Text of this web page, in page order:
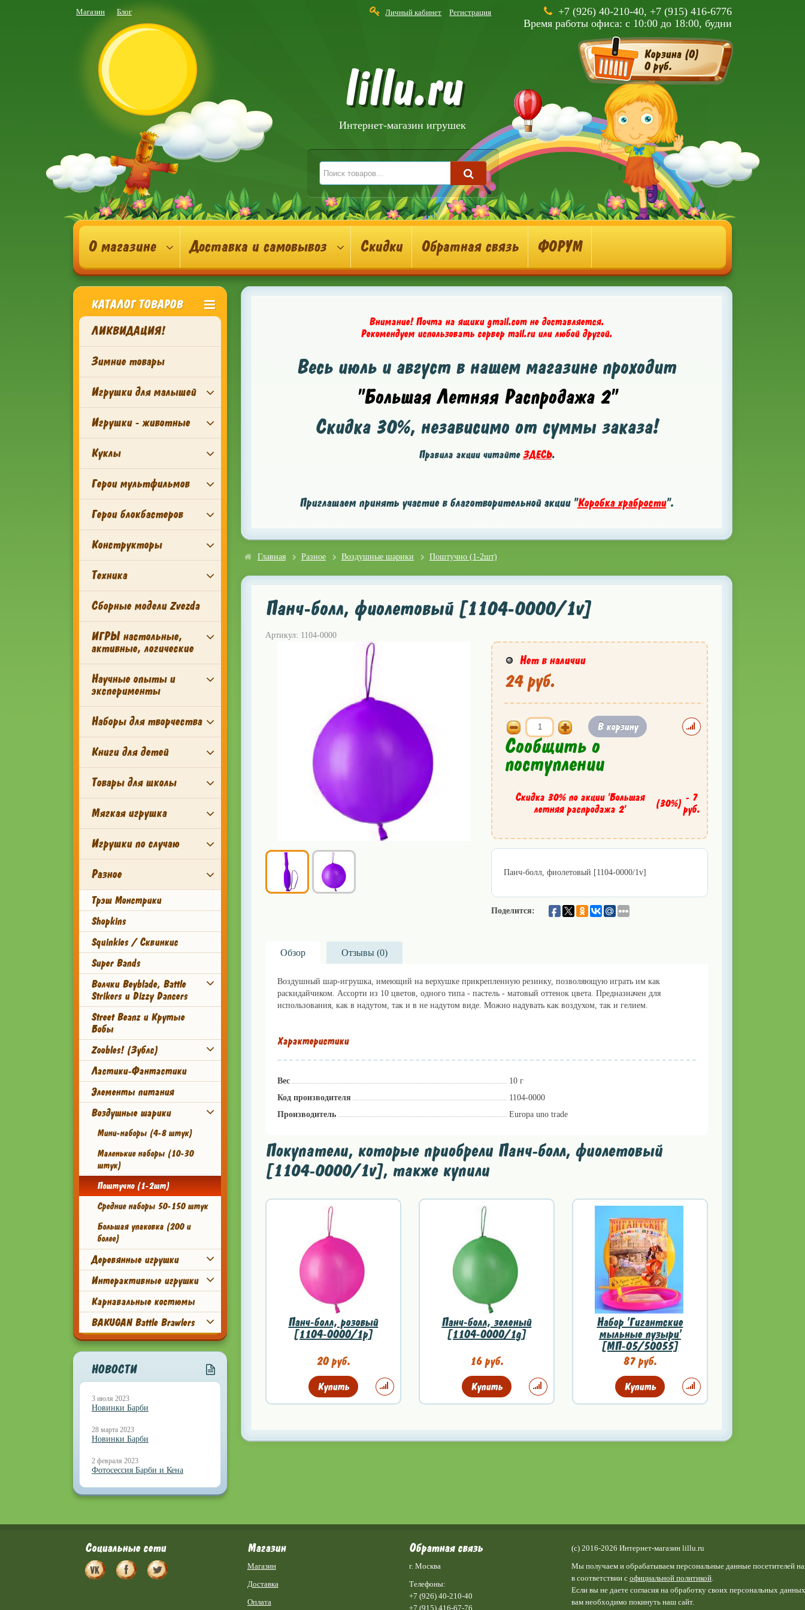
Магазин Блог Личный кабинет Регистрация
+7 (926) 40-210-40, +7 (915) 416-6776
Время работы офиса: с 10:00 до 18:00, будни
lillu.ru
Интернет-магазин игрушек
Корзина (0)
0 руб.
О магазине Доставка и самовывоз Скидки Обратная связь ФОРУМ
КАТАЛОГ ТОВАРОВ
ЛИКВИДАЦИЯ!
Зимние товары
Игрушки для малышей
Игрушки - животные
Куклы
Герои мультфильмов
Герои блокбастеров
Конструкторы
Техника
Сборные модели Zvezda
ИГРЫ настольные,
активные, логические
Научные опыты и
эксперименты
Наборы для творчества
Книги для детей
Товары для школы
Мягкая игрушка
Игрушки по случаю
Разное
Трэш Монстрики
Shopkins
Squinkies / Сквинкис
Super Bands
Волчки Beyblade, Battle
Strikers и Dizzy Dancers
Street Beanz и Крутые
Бобы
Zoobles! (Зублс)
Ластики-Фантастики
Элементы питания
Воздушные шарики
Мини-наборы (4-8 штук)
Маленькие наборы (10-30
штук)
Поштучно (1-2шт)
Средние наборы 50-150 штук
Большая упаковка (200 и
более)
Деревянные игрушки
Интерактивные игрушки
Карнавальные костюмы
BAKUGAN Battle Brawlers
НОВОСТИ
3 июля 2023
Новинки Барби
28 марта 2023
Новинки Барби
2 февраля 2023
Фотосессия Барби и Кена
Внимание! Почта на ящики gmail.com не доставляется.
Рекомендуем использовать сервер mail.ru или любой другой.
Весь июль и август в нашем магазине проходит
"Большая Летняя Распродажа 2"
Скидка 30%, независимо от суммы заказа!
Правила акции читайтеЗДЕСЬ.
Приглашаем принять участие в благотворительной акции "Коробка храбрости".
Главная Разное Воздушные шарики Поштучно (1-2шт)
Панч-болл, фиолетовый [1104-0000/1v]
Артикул: 1104-0000
Нет в наличии
24 руб.
В корзину
Сообщить о
поступлении
Скидка 30% по акции 'Большая
летняя распродажа 2'
(30%) - 7
руб.
Панч-болл, фиолетовый [1104-0000/1v]
Поделится:
Обзор Отзывы (0)
Воздушный шар-игрушка, имеющий на верхушке прикрепленную резинку, позволяющую играть им как
раскидайчиком. Ассорти из 10 цветов, одного типа - пастель - матовый оттенок цвета. Предназначен для
использования, как в надутом, так и в не надутом виде. Можно надувать как воздухом, так и гелием.
Характеристики
Вес
10 г
Код производителя
1104-0000
Производитель
Europa uno trade
Покупатели, которые приобрели Панч-болл, фиолетовый
[1104-0000/1v], также купили
Панч-болл, розовый
[1104-0000/1p]
20 руб.
Купить
Панч-болл, зеленый
[1104-0000/1g]
16 руб.
Купить
Набор 'Гигантские
мыльные пузыри'
[МП-05/50055]
87 руб.
Купить
Социальные сети Магазин
Магазин
Доставка
Оплата
Обратная связь
г. Москва
Телефоны:
+7 (926) 40-210-40
+7 (915) 416-67-76
(c) 2016-2026 Интернет-магазин lillu.ru
Мы получаем и обрабатываем персональные данные посетителей
в соответствии с официальной политикой.
Если вы не даете согласия на обработку своих персональных
вам необходимо покинуть наш сайт.